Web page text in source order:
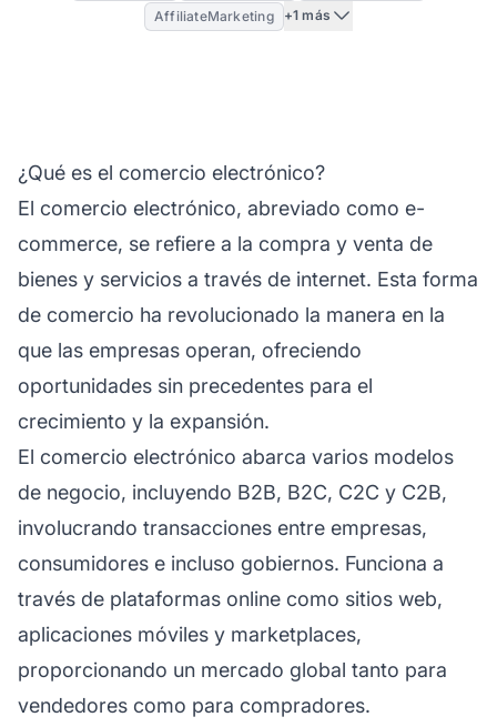
AffiliateMarketing
+1 más
¿Qué es el comercio electrónico?
El comercio electrónico, abreviado como e-
commerce, se refiere a la compra y venta de
bienes y servicios a través de internet. Esta forma
de comercio ha revolucionado la manera en la
que las empresas operan, ofreciendo
oportunidades sin precedentes para el
crecimiento y la expansión.
El comercio electrónico abarca varios modelos
de negocio, incluyendo B2B, B2C, C2C y C2B,
involucrando transacciones entre empresas,
consumidores e incluso gobiernos. Funciona a
través de plataformas online como sitios web,
aplicaciones móviles y marketplaces,
proporcionando un mercado global tanto para
vendedores como para compradores.